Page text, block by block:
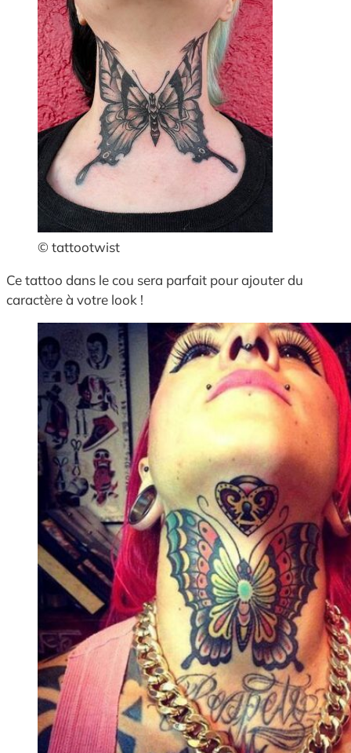
© tattootwist
Ce tattoo dans le cou sera parfait pour ajouter du
caractère à votre look !